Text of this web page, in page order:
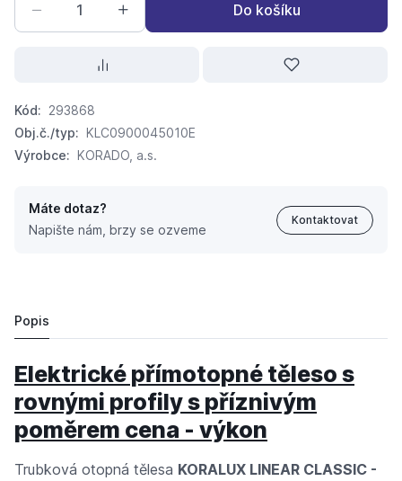
Do košíku
Kód: 293868
Obj.č./typ: KLC0900045010E
Výrobce: KORADO, a.s.
Máte dotaz?
Napište nám, brzy se ozveme
Kontaktovat
Popis
Elektrické přímotopné těleso s
rovnými profily s příznivým
poměrem cena - výkon
Trubková otopná tělesa KORALUX LINEAR CLASSIC -